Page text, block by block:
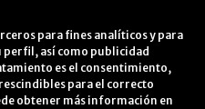
para fines analíticos y para
perfil, así como publicidad
es el consentimiento,
para el correcto
obtener más información en